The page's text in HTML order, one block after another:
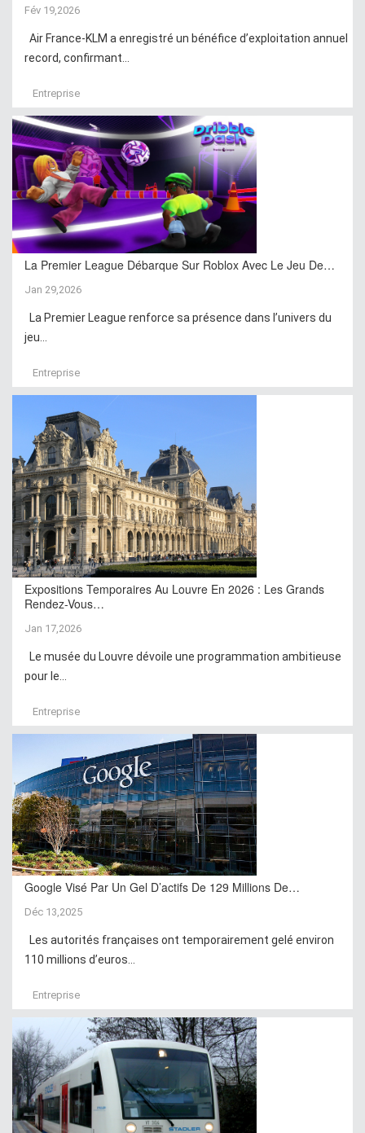
Fév 19,2026
Air France-KLM a enregistré un bénéfice d’exploitation annuel
record, confirmant...
Entreprise
La Premier League Débarque Sur Roblox Avec Le Jeu De…
Jan 29,2026
La Premier League renforce sa présence dans l’univers du
jeu...
Entreprise
Expositions Temporaires Au Louvre En 2026 : Les Grands
Rendez-Vous…
Jan 17,2026
Le musée du Louvre dévoile une programmation ambitieuse
pour le...
Entreprise
Google Visé Par Un Gel D’actifs De 129 Millions De…
Déc 13,2025
Les autorités françaises ont temporairement gelé environ
110 millions d’euros...
Entreprise